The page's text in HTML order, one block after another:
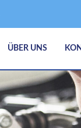
ÜBER UNS